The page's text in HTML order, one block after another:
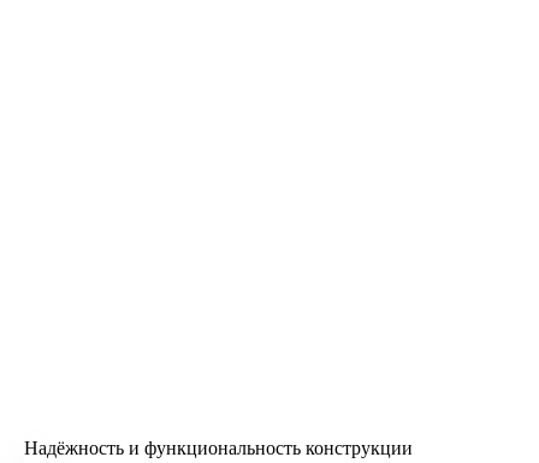
Надёжность и функциональность конструкции